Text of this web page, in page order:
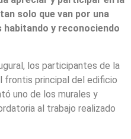
solo que van por una
habitando y reconociendo
los participantes de la
frontis principal del edificio
uno de los murales y
al trabajo realizado